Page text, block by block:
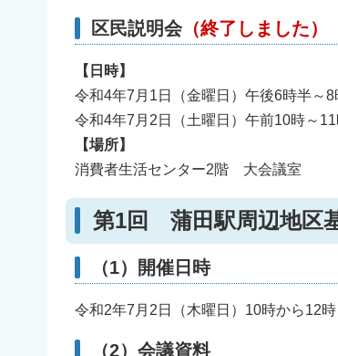
区民説明会（終了しました）
【日時】
令和4年7月1日（金曜日）午後6時半～8
令和4年7月2日（土曜日）午前10時～
【場所】
消費者生活センター2階 大会議室
第1回 蒲田駅周辺地区
（1）開催日時
令和2年7月2日（木曜日）10時から12
（2）会議資料